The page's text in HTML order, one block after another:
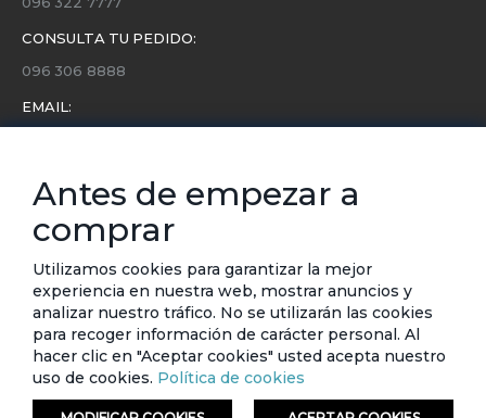
CONSULTA TU PEDIDO:
096 306 8888
EMAIL:
Conoce toda la información sobre últimas colecciones,
eventos y ofertas.
Subscríbete a nuestro newsletter
SUSCRIBIRSE
Antes de empezar a
comprar
Utilizamos cookies para garantizar la mejor
experiencia en nuestra web, mostrar anuncios y
analizar nuestro tráfico. No se utilizarán las cookies
para recoger información de carácter personal. Al
hacer clic en "Aceptar cookies" usted acepta nuestro
uso de cookies. Política de cookies